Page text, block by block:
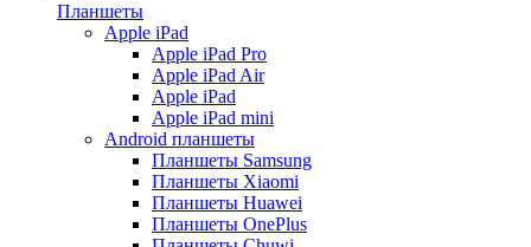
Планшеты
Apple iPad
Apple iPad Pro
Apple iPad Air
Apple iPad
Apple iPad mini
Android планшеты
Планшеты Samsung
Планшеты Xiaomi
Планшеты Huawei
Планшеты OnePlus